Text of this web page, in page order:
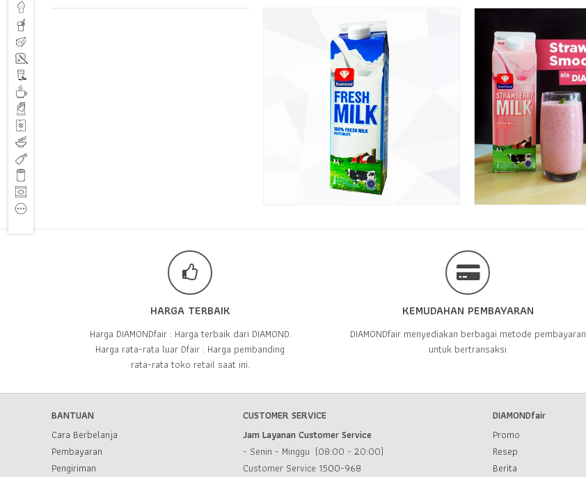
HARGA TERBAIK
Harga DIAMONDfair : Harga terbaik dari DIAMOND.
Harga rata-rata luar Dfair : Harga pembanding
rata-rata toko retail saat ini.
KEMUDAHAN PEMBAYARAN
DIAMONDfair menyediakan berbagai metode pembayaran
untuk bertransaksi
BANTUAN
Cara Berbelanja
Pembayaran
Pengiriman
CUSTOMER SERVICE
Jam Layanan Customer Service
- Senin - Minggu (08:00 - 20:00)
Customer Service 1500-968
DIAMONDfair
Promo
Resep
Berita